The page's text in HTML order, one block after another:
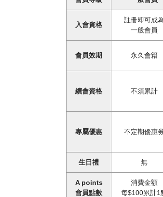
入會資格
註冊即可成
一般會員
會員效期 永久會籍
續會資格 不須累計
專屬優惠 不定期優惠
生日禮 無
A points
會員點數
消費金額
每$100累計1